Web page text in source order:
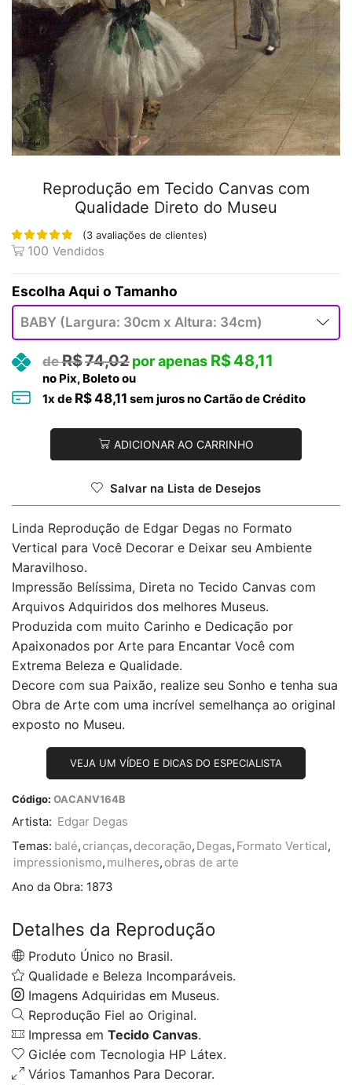
Reprodução em Tecido Canvas com
Qualidade Direto do Museu
(3 avaliações de clientes)
100 Vendidos
Tamanho
R$74,02 R$48,11
no Pix, Boleto ou
1x de R$48,11 sem juros no Cartão de Crédito
ADICIONAR AO CARRINHO
Salvar na Lista de Desejos
Linda Reprodução de Edgar Degas no Formato
Vertical para Você Decorar e Deixar seu Ambiente
Maravilhoso.
Impressão Belíssima, Direta no Tecido Canvas com
Arquivos Adquiridos dos melhores Museus.
Produzida com muito Carinho e Dedicação por
Apaixonados por Arte para Encantar Você com
Extrema Beleza e Qualidade.
Decore com sua Paixão, realize seu Sonho e tenha sua
Obra de Arte com uma incrível semelhança ao original
exposto no Museu.
VEJA UM VÍDEO E DICAS DO ESPECIALISTA
Código: OACANV164B
Artista: Edgar Degas
Temas: balé, crianças, decoração, Degas, Formato Vertical,
impressionismo, mulheres, obras de arte
Ano da Obra: 1873
Detalhes da Reprodução
Produto Único no Brasil.
Qualidade e Beleza Incomparáveis.
Imagens Adquiridas em Museus.
Reprodução Fiel ao Original.
Impressa em Tecido Canvas.
Giclée com Tecnologia HP Látex.
Vários Tamanhos Para Decorar.